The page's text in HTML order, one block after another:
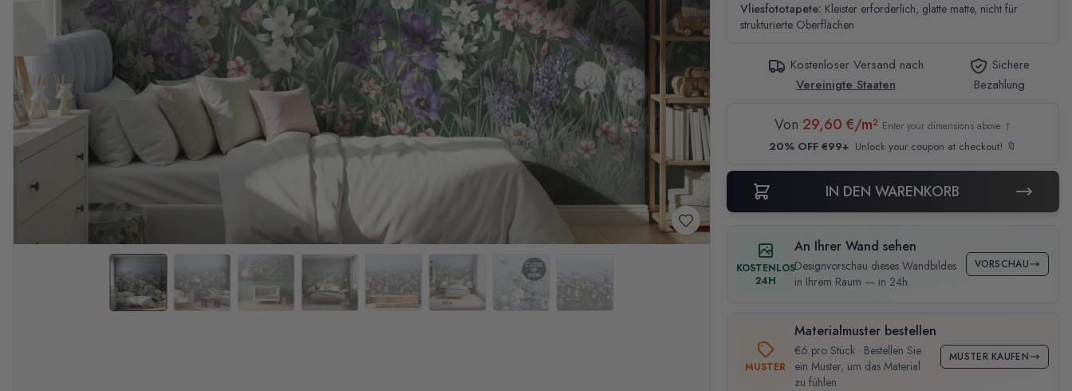
Vliesfototapete: Kleister erforderlich, glatte matte, nicht für
strukturierte Oberflächen
Kostenloser Versand nach
Vereinigte Staaten
Sichere
Bezahlung
Von 29,60 €/m² Enter your dimensions above ↑
20% OFF €99+ Unlock your coupon at checkout! 🔖
IN DEN WARENKORB
KOSTENLOS
24H
An Ihrer Wand sehen
Designvorschau dieses Wandbildes
in Ihrem Raum — in 24h.
VORSCHAU
MUSTER
Materialmuster bestellen
€6 pro Stück · Bestellen Sie
ein Muster, um das Material
zu fühlen.
MUSTER KAUFEN